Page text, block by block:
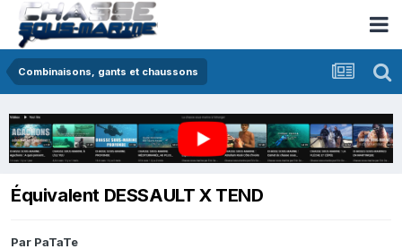
Combinaisons, gants et chaussons
Équivalent DESSAULT X TEND
Par PaTaTe